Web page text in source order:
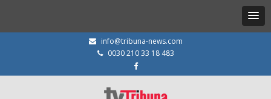
info@tribuna-news.com
0030 210 33 18 483